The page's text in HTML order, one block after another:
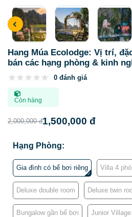
Hang Múa Ecolodge: Vị trí,
bán các hạng phòng & kinh
0 đánh giá
Còn hàng
2,000,000 đ1,500,000 đ
Hạng Phòng:
Gia đình có bể bơi riêng Villa 4
Deluxe double room Deluxe twin
Bungalow gần bể bơi Junior